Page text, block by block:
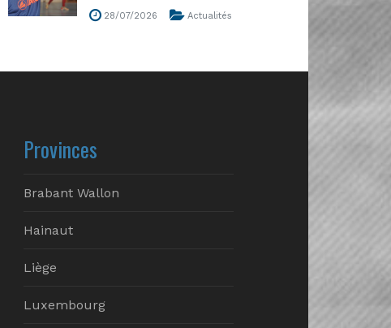
28/07/2026 Actualités
Provinces
Brabant Wallon
Hainaut
Liège
Luxembourg